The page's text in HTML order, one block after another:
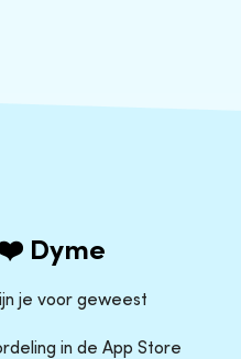
Dyme
je voor geweest
in de App Store